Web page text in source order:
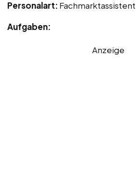
Personalart: Fachmarktassistent
Aufgaben:
Anzeige